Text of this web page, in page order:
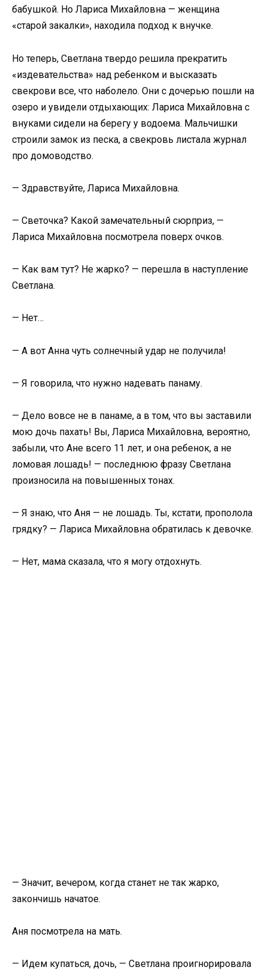
бабушкой. Но Лариса Михайловна — женщина
«старой закалки», находила подход к внучке.
Но теперь, Светлана твердо решила прекратить
«издевательства» над ребенком и высказать
свекрови все, что наболело. Они с дочерью пошли на
озеро и увидели отдыхающих: Лариса Михайловна с
внуками сидели на берегу у водоема. Мальчишки
строили замок из песка, а свекровь листала журнал
про домоводство.
— Здравствуйте, Лариса Михайловна.
— Светочка? Какой замечательный сюрприз, —
Лариса Михайловна посмотрела поверх очков.
— Как вам тут? Не жарко? — перешла в наступление
Светлана.
— Нет…
— А вот Анна чуть солнечный удар не получила!
— Я говорила, что нужно надевать панаму.
— Дело вовсе не в панаме, а в том, что вы заставили
мою дочь пахать! Вы, Лариса Михайловна, вероятно,
забыли, что Ане всего 11 лет, и она ребенок, а не
ломовая лошадь! — последнюю фразу Светлана
произносила на повышенных тонах.
— Я знаю, что Аня — не лошадь. Ты, кстати, прополола
грядку? — Лариса Михайловна обратилась к девочке.
— Нет, мама сказала, что я могу отдохнуть.
— Значит, вечером, когда станет не так жарко,
закончишь начатое.
Аня посмотрела на мать.
— Идем купаться, дочь, — Светлана проигнорировала